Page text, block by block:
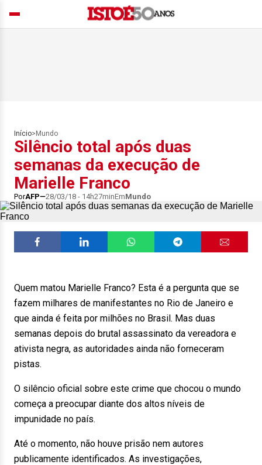
Início> Mundo
Silêncio total após duas
semanas da execução de
Marielle Franco
PorAFP 28/03/18 - 14h27minEmMundo
Quem matou Marielle Franco? Esta é a pergunta que se
fazem milhares de manifestantes no Rio de Janeiro e
que ainda é feita por milhões no Brasil. Mas duas
semanas depois do brutal assassinato da vereadora e
ativista negra, as autoridades ainda não forneceram
pistas.
O silêncio oficial sobre este crime que chocou o mundo
começa a preocupar diante dos altos níveis de
impunidade no país.
Até o momento, não houve prisão nem autores
publicamente identificados. As investigações,